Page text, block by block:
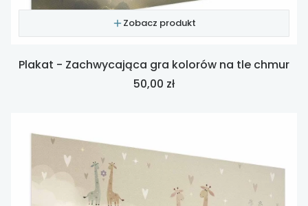
Zobacz produkt
Plakat - Zachwycająca gra kolorów na tle chmur
Cena
50,00 zł